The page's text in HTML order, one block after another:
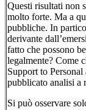
Questi risultati non
molto forte. Ma a
pubbliche. In
derivante
fatto che possono
legalmente? Come
Support to
pubblicato analisi a
Si può osservare